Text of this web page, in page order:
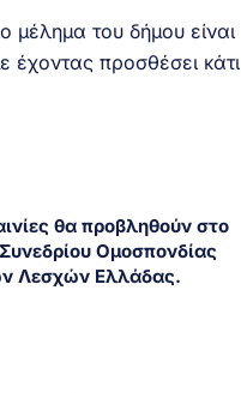
μέλημα του δήμου είναι
προσθέσει κάτι
θα προβληθούν στο
Ομοσπονδίας
Λεσχών Ελλάδας.